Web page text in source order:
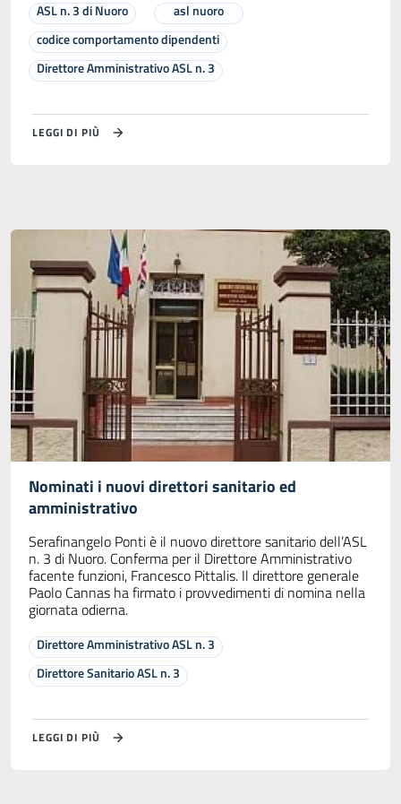
ASL n. 3 di Nuoro
asl nuoro
codice comportamento dipendenti
Direttore Amministrativo ASL n. 3
LEGGI DI PIÙ
Nominati i nuovi direttori sanitario ed
amministrativo
Serafinangelo Ponti è il nuovo direttore sanitario dell’ASL
n. 3 di Nuoro. Conferma per il Direttore Amministrativo
facente funzioni, Francesco Pittalis. Il direttore generale
Paolo Cannas ha firmato i provvedimenti di nomina nella
giornata odierna.
Direttore Amministrativo ASL n. 3
Direttore Sanitario ASL n. 3
LEGGI DI PIÙ